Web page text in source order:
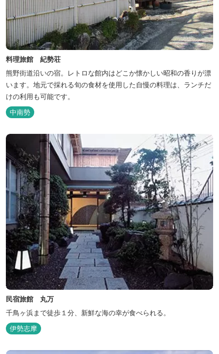
料理旅館 紀勢荘
熊野街道沿いの宿。レトロな館内はどこか懐かしい昭和の香りが漂
います。地元で採れる旬の食材を使用した自慢の料理は、ランチだ
けの利用も可能です。
中南勢
民宿旅館 丸万
千鳥ヶ浜まで徒歩１分、新鮮な海の幸が食べられる。
伊勢志摩